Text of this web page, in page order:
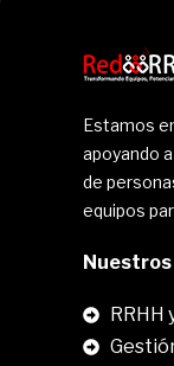
Estamos
apoyando
de
equipos
RRHH